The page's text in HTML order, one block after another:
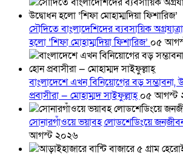
সৌদিতে বাংলাদেশিদের ব্যবসায়িক
হলো ‘শিফা মোহাম্মদিয়া ফিশারিজ’ ০৫
বাংলাদেশে এখন বিনিয়োগের বড় সম্ভাবনা,
প্রবাসীরা — মোহাম্মদ সাইফুল্লাহ্০৫ আগস্ট
সোনারগাঁওয়ে ভয়াবহ লোডশেডিংয়ে
আগস্ট ২০২৬